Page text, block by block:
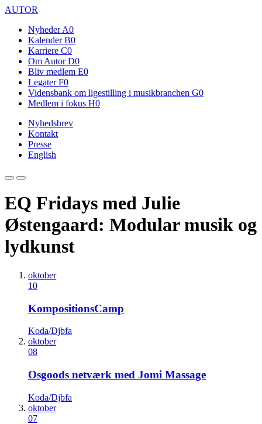
AUTOR
Nyheder A0
Kalender B0
Karriere C0
Om Autor D0
Bliv medlem E0
Legater F0
Vidensbank om ligestilling i musikbranchen G0
Medlem i fokus H0
Nyhedsbrev
Kontakt
Presse
English
EQ Fridays med Julie
Østengaard: Modular musik og
lydkunst
oktober
10
KompositionsCamp
Koda/Djbfa
oktober
08
Osgoods netværk med Jomi Massage
Koda/Djbfa
oktober
07